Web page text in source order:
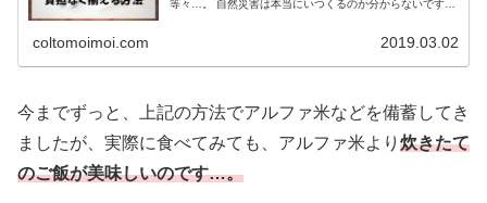
等々…。 自然災害は本当にいつくるのか分からないですよ
coltomoimoi.com 2019.03.02
今までずっと、上記の方法でアルファ米などを備蓄してき
ましたが、実際に食べてみても、アルファ米より 炊きたて
のご飯が美味しいのです…。